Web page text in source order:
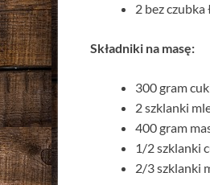
2 bez czubka
Składniki na masę:
300 gram
2 szklanki
400 gram
1/2 szklanki
2/3 szklanki